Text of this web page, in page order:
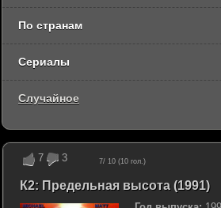
7 3 7/ 10 (10 гол.)
К2: Предельная высота (1991)
По странам
Сериалы
Случайное